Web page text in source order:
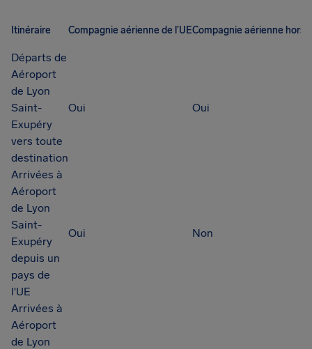
Itinéraire Compagnie aérienne de l’UECompagnie aérienne hors
Départs de
Aéroport
de Lyon
Saint-
Exupéry
vers toute
destination
Oui Oui
Arrivées à
Aéroport
de Lyon
Saint-
Exupéry
depuis un
pays de
l'UE
Oui Non
Arrivées à
Aéroport
de Lyon